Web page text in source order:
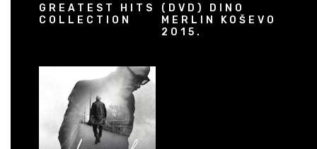
GREATEST HITS
COLLECTION
(DVD) DINO
MERLIN KOŠEVO
2015.